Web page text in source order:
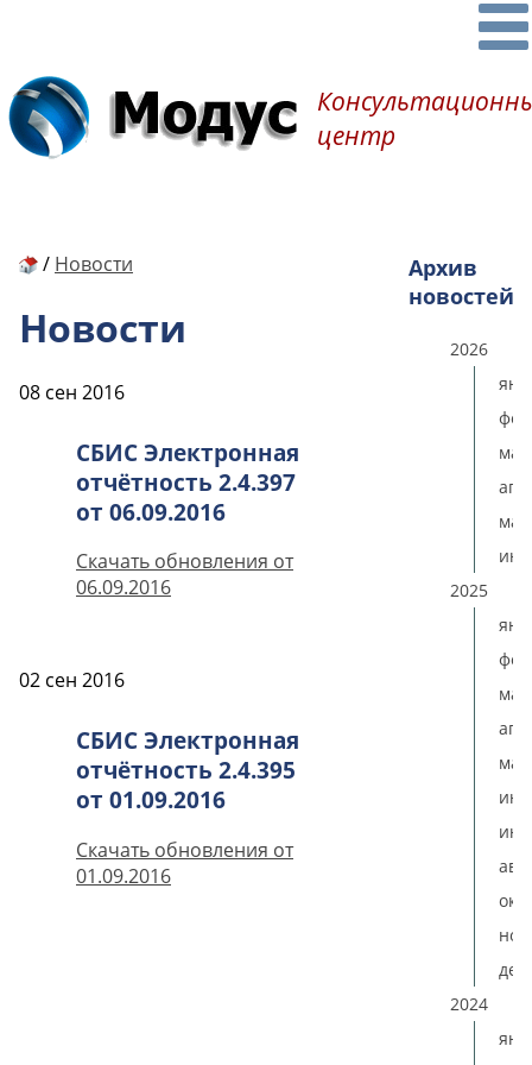
центр
/ Новости
Новости
08 сен 2016
СБИС Электронная
отчётность 2.4.397
от 06.09.2016
Скачать обновления от
06.09.2016
02 сен 2016
СБИС Электронная
отчётность 2.4.395
от 01.09.2016
Скачать обновления от
01.09.2016
Архив
новостей
2026
мая
2025
мая
2024